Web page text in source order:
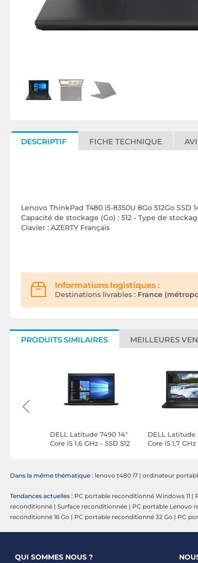
DESCRIPTIF FICHE TECHNIQUE
Lenovo ThinkPad T480 i5-8350U 8Go 512Go
Capacité de stockage (Go) : 512 - Type de
Clavier : AZERTY Français
Informations logistiques :
Destinations livrables : France
PRODUITS SIMILAIRES MEILLEURES
DELL Latitude 7490 14"
Core i5 1,6 GHz - SSD 512
DELL Latitude
Core i5 1,7 GHz
Dans la même thématique : lenovo t480 i7 | ordinateur
Tendances actuelles : PC portable reconditionné Windows 11 |
reconditionné | Surface reconditionnée | PC portable Lenovo
reconditionné 16 Go | PC portable reconditionné 32 Go | PC
QUI SOMMES NOUS ?